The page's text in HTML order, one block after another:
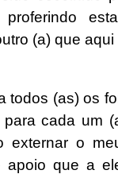
(a) que
todos (as) os
cada um
o
apoio que a